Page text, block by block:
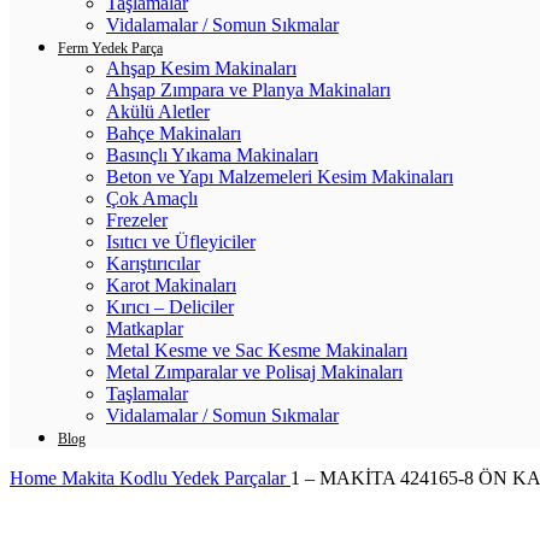
Vidalamalar / Somun Sıkmalar
Ferm Yedek Parça
Ahşap Kesim Makinaları
Ahşap Zımpara ve Planya Makinaları
Akülü Aletler
Bahçe Makinaları
Basınçlı Yıkama Makinaları
Beton ve Yapı Malzemeleri Kesim Makinaları
Çok Amaçlı
Frezeler
Isıtıcı ve Üfleyiciler
Karıştırıcılar
Karot Makinaları
Kırıcı – Deliciler
Matkaplar
Metal Kesme ve Sac Kesme Makinaları
Metal Zımparalar ve Polisaj Makinaları
Taşlamalar
Vidalamalar / Somun Sıkmalar
Blog
Home Makita Kodlu Yedek Parçalar 1 – MAKİTA 424165-8 ÖN